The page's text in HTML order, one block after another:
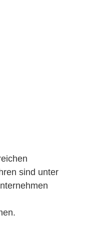
sind unter